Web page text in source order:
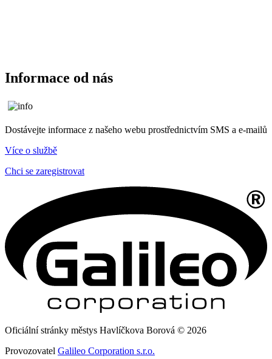
Informace od nás
Dostávejte informace z našeho webu prostřednictvím SMS a e-mailů
Více o službě
Chci se zaregistrovat
Oficiální stránky městys Havlíčkova Borová © 2026
Provozovatel Galileo Corporation s.r.o.